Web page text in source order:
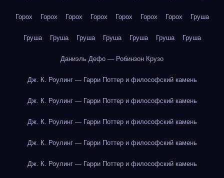
Горох Горох Горох Горох Горох Горох Горох Груша
Груша Груша Груша Груша Груша Груша Груша
Даниэль Дефо — Робинзон Крузо
Дж. К. Роулинг — Гарри Поттер и философский камень
Дж. К. Роулинг — Гарри Поттер и философский камень
Дж. К. Роулинг — Гарри Поттер и философский камень
Дж. К. Роулинг — Гарри Поттер и философский камень
Дж. К. Роулинг — Гарри Поттер и философский камень